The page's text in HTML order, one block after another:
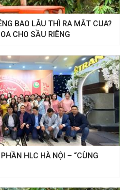
BAO LÂU THÌ RA MẮT CUA?
CHO SẦU RIÊNG
HLC HÀ NỘI – “CÙNG